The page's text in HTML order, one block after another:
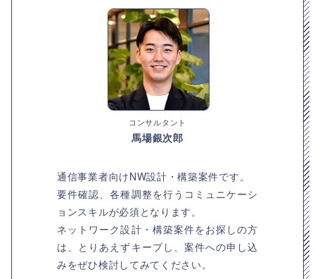
コンサルタント
馬場銀次郎
通信事業者向けNW設計・構築案件です。
要件確認、各種調整を行うコミュニケーシ
ョンスキルが必須となります。
ネットワーク設計・構築案件をお探しの方
は、とりあえずキープし、案件への申し込
みをぜひ検討してみてください。